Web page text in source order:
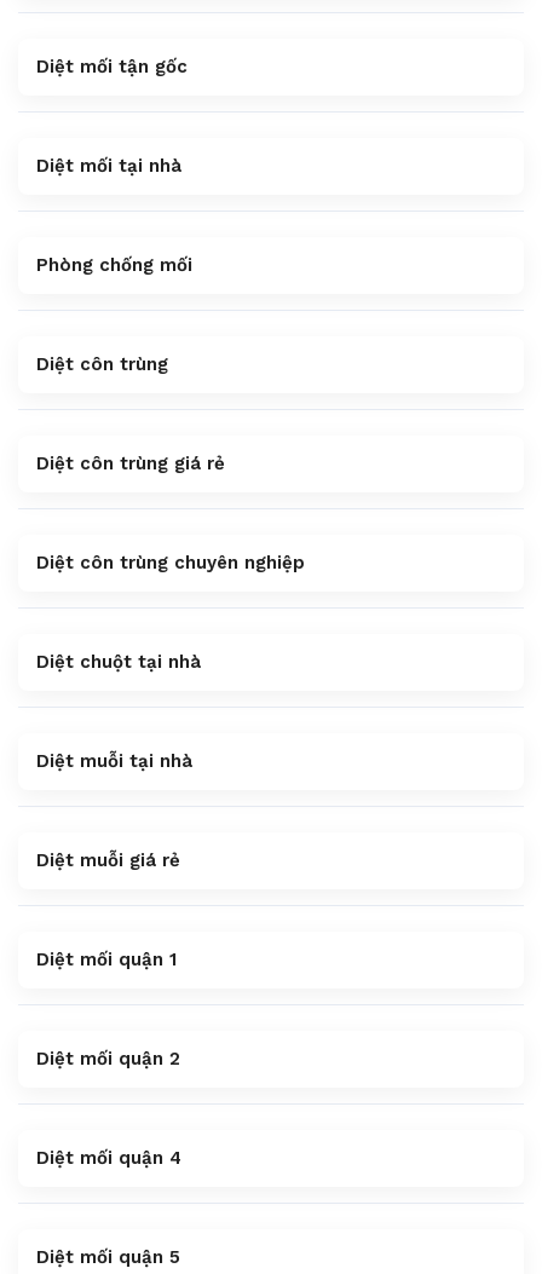
Diệt mối tận gốc
Diệt mối tại nhà
Phòng chống mối
Diệt côn trùng
Diệt côn trùng giá rẻ
Diệt côn trùng chuyên nghiệp
Diệt chuột tại nhà
Diệt muỗi tại nhà
Diệt muỗi giá rẻ
Diệt mối quận 1
Diệt mối quận 2
Diệt mối quận 4
Diệt mối quận 5